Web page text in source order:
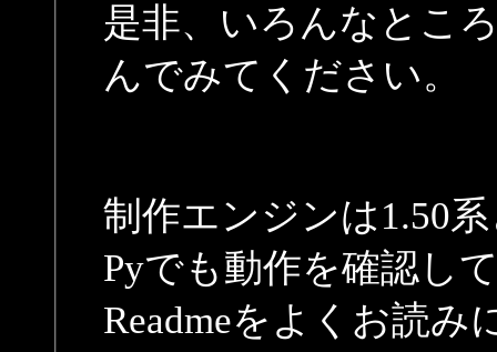
是非、いろんなとこ
んでみてください。
制作エンジンは1.50
Pyでも動作を確認し
Readmeをよくお読